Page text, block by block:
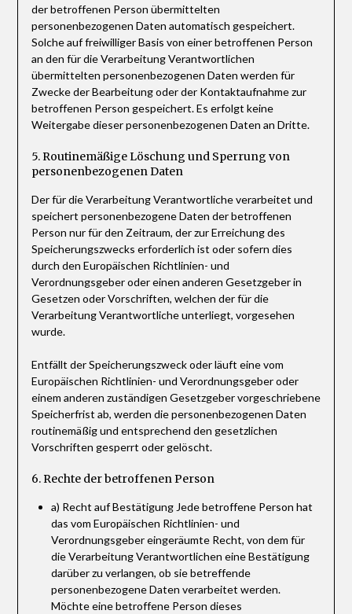
der betroffenen Person übermittelten
personenbezogenen Daten automatisch gespeichert.
Solche auf freiwilliger Basis von einer betroffenen Person
an den für die Verarbeitung Verantwortlichen
übermittelten personenbezogenen Daten werden für
Zwecke der Bearbeitung oder der Kontaktaufnahme zur
betroffenen Person gespeichert. Es erfolgt keine
Weitergabe dieser personenbezogenen Daten an Dritte.
5. Routinemäßige Löschung und Sperrung von
personenbezogenen Daten
Der für die Verarbeitung Verantwortliche verarbeitet und
speichert personenbezogene Daten der betroffenen
Person nur für den Zeitraum, der zur Erreichung des
Speicherungszwecks erforderlich ist oder sofern dies
durch den Europäischen Richtlinien- und
Verordnungsgeber oder einen anderen Gesetzgeber in
Gesetzen oder Vorschriften, welchen der für die
Verarbeitung Verantwortliche unterliegt, vorgesehen
wurde.
Entfällt der Speicherungszweck oder läuft eine vom
Europäischen Richtlinien- und Verordnungsgeber oder
einem anderen zuständigen Gesetzgeber vorgeschriebene
Speicherfrist ab, werden die personenbezogenen Daten
routinemäßig und entsprechend den gesetzlichen
Vorschriften gesperrt oder gelöscht.
6. Rechte der betroffenen Person
a) Recht auf Bestätigung Jede betroffene Person hat
das vom Europäischen Richtlinien- und
Verordnungsgeber eingeräumte Recht, von dem für
die Verarbeitung Verantwortlichen eine Bestätigung
darüber zu verlangen, ob sie betreffende
personenbezogene Daten verarbeitet werden.
Möchte eine betroffene Person dieses